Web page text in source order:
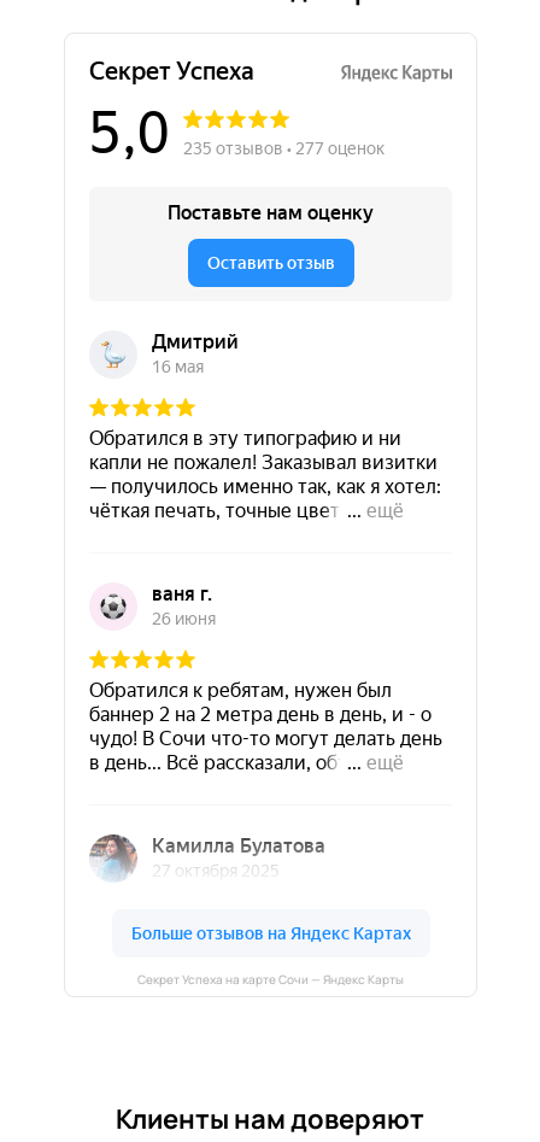
Секрет Успеха на карте Сочи — Яндекс Карты
Клиенты нам доверяют